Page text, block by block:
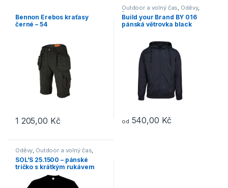
Bennon Erebos kraťasy
černé – 54
1 205,00 Kč
Outdoor a volný čas, Oděvy,
Bundy
Build your Brand BY 016
pánská větrovka black
od 540,00 Kč
Oděvy, Outdoor a volný čas,
Trička
SOL’S 25.1500 – pánské
tričko s krátkým rukávem